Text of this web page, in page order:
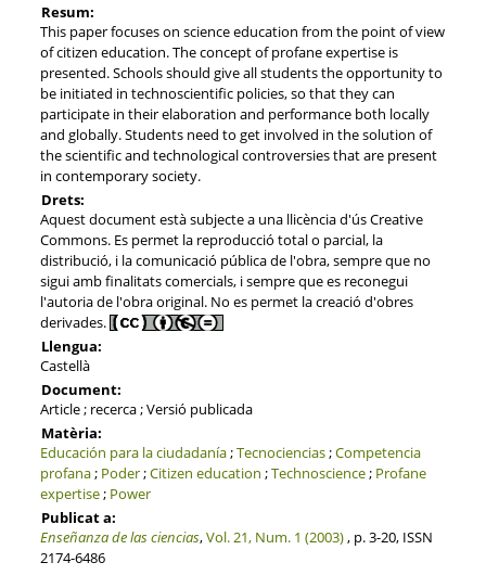
Resum:
This paper focuses on science education from the point of view
of citizen education. The concept of profane expertise is
presented. Schools should give all students the opportunity to
be initiated in technoscientific policies, so that they can
participate in their elaboration and performance both locally
and globally. Students need to get involved in the solution of
the scientific and technological controversies that are present
in contemporary society.
Drets:
Aquest document està subjecte a una llicència d'ús Creative
Commons. Es permet la reproducció total o parcial, la
distribució, i la comunicació pública de l'obra, sempre que no
sigui amb finalitats comercials, i sempre que es reconegui
l'autoria de l'obra original. No es permet la creació d'obres
derivades.
Llengua:
Castellà
Document:
Article ; recerca ; Versió publicada
Matèria:
Educación para la ciudadanía;Tecnociencias;Competencia
profana; Poder;Citizen education ;Technoscience; Profane
expertise; Power
Publicat a:
Enseñanza de las ciencias,Vol. 21, Num. 1 (2003), p. 3-20, ISSN
2174-6486